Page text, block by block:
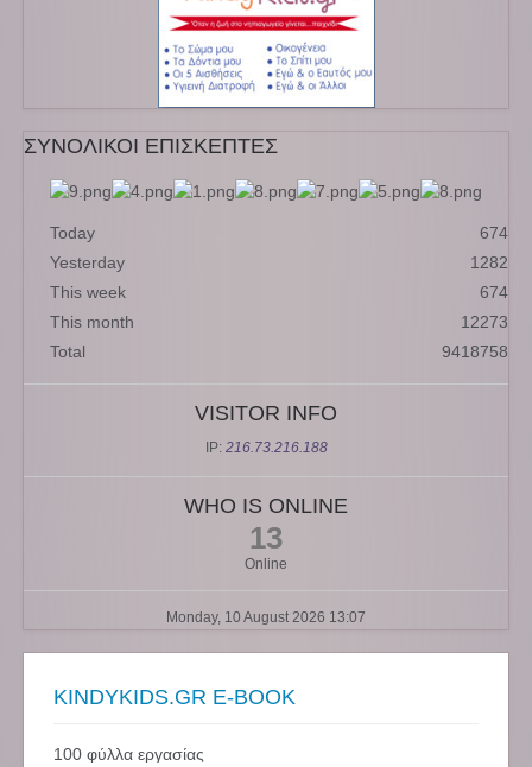
ΣΥΝΟΛΙΚΟΙ ΕΠΙΣΚΕΠΤΕΣ
Today
674
Yesterday
1282
This week
674
This month
12273
Total
9418758
VISITOR INFO
IP: 216.73.216.188
WHO IS ONLINE
13
Online
Monday, 10 August 2026 13:07
KINDYKIDS.GR E-BOOK
100 φύλλα εργασίας